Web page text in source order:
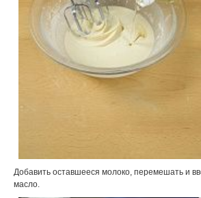
Добавить оставшееся молоко, перемешать и
масло.